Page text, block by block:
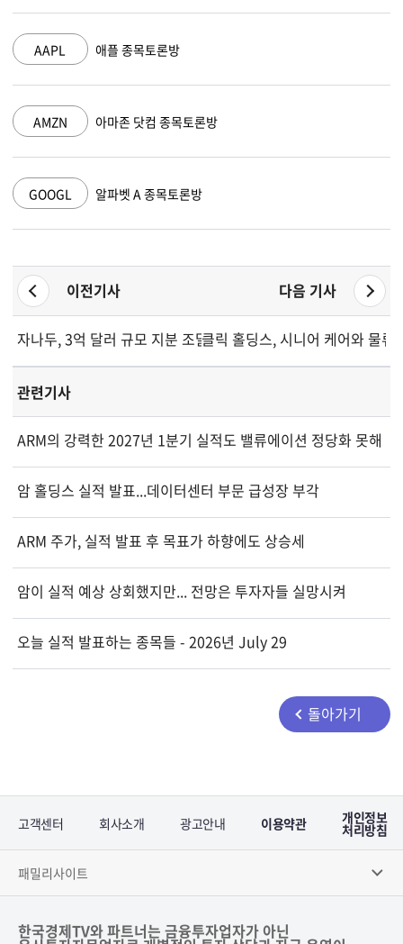
AAPL 애플 종목토론방
AMZN 아마존 닷컴 종목토론방
GOOGL 알파벳 A 종목토론방
이전기사 다음 기사
자나두, 3억 달러 규모 지분 조달 계획에 희석 우려 제기되며 주
클릭 홀딩스, 시니어 케어와 물
관련기사
ARM의 강력한 2027년 1분기 실적도 밸류에이션 정당화 못해
암 홀딩스 실적 발표...데이터센터 부문 급성장 부각
ARM 주가, 실적 발표 후 목표가 하향에도 상승세
암이 실적 예상 상회했지만... 전망은 투자자들 실망시켜
오늘 실적 발표하는 종목들 - 2026년 July 29
돌아가기
고객센터 회사소개 광고안내 이용약관 개인정보
처리방침
패밀리사이트
한국경제TV와 파트너는 금융투자업자가 아닌